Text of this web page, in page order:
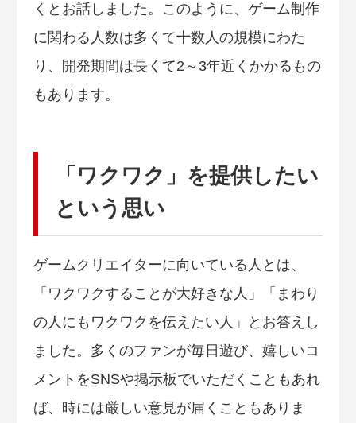
くとお話しました。このように、ゲーム制作
に関わる人数は多くて十数人の規模にわた
り、開発期間は長くて2～3年近くかかるもの
もあります。
「ワクワク」を提供したい
という思い
ゲームクリエイターに向いている人とは、
「ワクワクすることが大好きな人」「まわり
の人にもワクワクを伝えたい人」とお答えし
ました。多くのファンが毎日遊び、嬉しいコ
メントをSNSや掲示板でいただくこともあれ
ば、時には厳しい意見が届くこともありま